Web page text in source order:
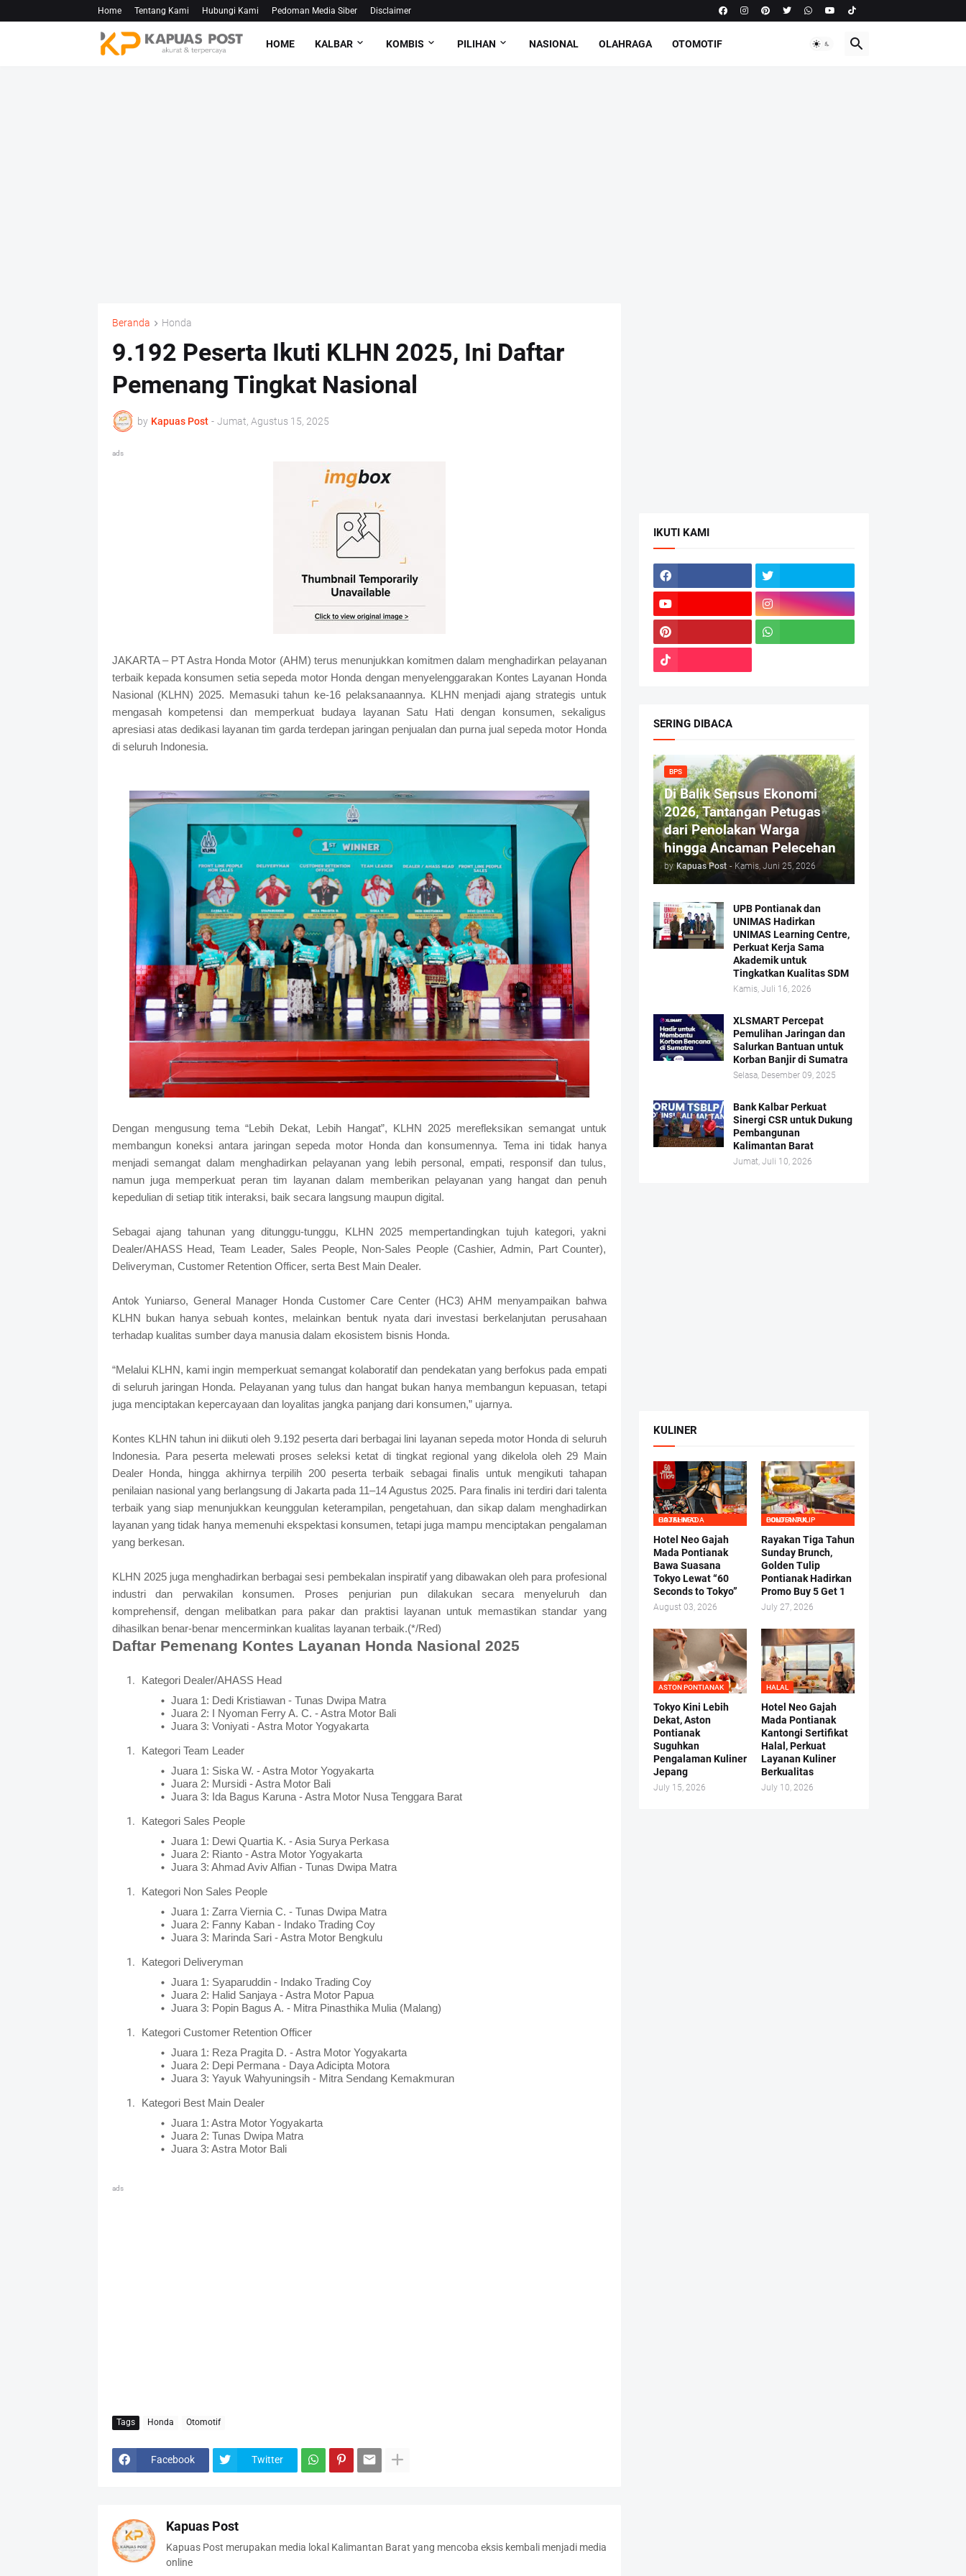
Home Tentang Kami Hubungi Kami Pedoman Media Siber Disclaimer
HOME KALBAR KOMBIS PILIHAN NASIONAL OLAHRAGA OTOMOTIF
Beranda Honda
9.192 Peserta Ikuti KLHN 2025, Ini Daftar
Pemenang Tingkat Nasional
by Kapuas Post - Jumat, Agustus 15, 2025
ads
JAKARTA – PT Astra Honda Motor (AHM) terus menunjukkan komitmen dalam menghadirkan pelayanan
terbaik kepada konsumen setia sepeda motor Honda dengan menyelenggarakan Kontes Layanan Honda
Nasional (KLHN) 2025. Memasuki tahun ke-16 pelaksanaannya. KLHN menjadi ajang strategis untuk
mengasah kompetensi dan memperkuat budaya layanan Satu Hati dengan konsumen, sekaligus
apresiasi atas dedikasi layanan tim garda terdepan jaringan penjualan dan purna jual sepeda motor Honda
di seluruh Indonesia.
Dengan mengusung tema “Lebih Dekat, Lebih Hangat”, KLHN 2025 merefleksikan semangat untuk
membangun koneksi antara jaringan sepeda motor Honda dan konsumennya. Tema ini tidak hanya
menjadi semangat dalam menghadirkan pelayanan yang lebih personal, empati, responsif dan tulus,
namun juga memperkuat peran tim layanan dalam memberikan pelayanan yang hangat dan penuh
kepedulian di setiap titik interaksi, baik secara langsung maupun digital.
Sebagai ajang tahunan yang ditunggu-tunggu, KLHN 2025 mempertandingkan tujuh kategori, yakni
Dealer/AHASS Head, Team Leader, Sales People, Non-Sales People (Cashier, Admin, Part Counter),
Deliveryman, Customer Retention Officer, serta Best Main Dealer.
Antok Yuniarso, General Manager Honda Customer Care Center (HC3) AHM menyampaikan bahwa
KLHN bukan hanya sebuah kontes, melainkan bentuk nyata dari investasi berkelanjutan perusahaan
terhadap kualitas sumber daya manusia dalam ekosistem bisnis Honda.
“Melalui KLHN, kami ingin memperkuat semangat kolaboratif dan pendekatan yang berfokus pada empati
di seluruh jaringan Honda. Pelayanan yang tulus dan hangat bukan hanya membangun kepuasan, tetapi
juga menciptakan kepercayaan dan loyalitas jangka panjang dari konsumen,” ujarnya.
Kontes KLHN tahun ini diikuti oleh 9.192 peserta dari berbagai lini layanan sepeda motor Honda di seluruh
Indonesia. Para peserta melewati proses seleksi ketat di tingkat regional yang dikelola oleh 29 Main
Dealer Honda, hingga akhirnya terpilih 200 peserta terbaik sebagai finalis untuk mengikuti tahapan
penilaian nasional yang berlangsung di Jakarta pada 11–14 Agustus 2025. Para finalis ini terdiri dari talenta
terbaik yang siap menunjukkan keunggulan keterampilan, pengetahuan, dan sikap dalam menghadirkan
layanan yang tidak hanya memenuhi ekspektasi konsumen, tetapi juga mampu menciptakan pengalaman
yang berkesan.
KLHN 2025 juga menghadirkan berbagai sesi pembekalan inspiratif yang dibawakan oleh para profesional
industri dan perwakilan konsumen. Proses penjurian pun dilakukan secara menyeluruh dan
komprehensif, dengan melibatkan para pakar dan praktisi layanan untuk memastikan standar yang
dihasilkan benar-benar mencerminkan kualitas layanan terbaik.(*/Red)
Daftar Pemenang Kontes Layanan Honda Nasional 2025
Kategori Dealer/AHASS Head
Juara 1: Dedi Kristiawan - Tunas Dwipa Matra
Juara 2: I Nyoman Ferry A. C. - Astra Motor Bali
Juara 3: Voniyati - Astra Motor Yogyakarta
Kategori Team Leader
Juara 1: Siska W. - Astra Motor Yogyakarta
Juara 2: Mursidi - Astra Motor Bali
Juara 3: Ida Bagus Karuna - Astra Motor Nusa Tenggara Barat
Kategori Sales People
Juara 1: Dewi Quartia K. - Asia Surya Perkasa
Juara 2: Rianto - Astra Motor Yogyakarta
Juara 3: Ahmad Aviv Alfian - Tunas Dwipa Matra
Kategori Non Sales People
Juara 1: Zarra Viernia C. - Tunas Dwipa Matra
Juara 2: Fanny Kaban - Indako Trading Coy
Juara 3: Marinda Sari - Astra Motor Bengkulu
Kategori Deliveryman
Juara 1: Syaparuddin - Indako Trading Coy
Juara 2: Halid Sanjaya - Astra Motor Papua
Juara 3: Popin Bagus A. - Mitra Pinasthika Mulia (Malang)
Kategori Customer Retention Officer
Juara 1: Reza Pragita D. - Astra Motor Yogyakarta
Juara 2: Depi Permana - Daya Adicipta Motora
Juara 3: Yayuk Wahyuningsih - Mitra Sendang Kemakmuran
Kategori Best Main Dealer
Juara 1: Astra Motor Yogyakarta
Juara 2: Tunas Dwipa Matra
Juara 3: Astra Motor Bali
ads
Tags Honda Otomotif
Facebook Twitter
Kapuas Post
Kapuas Post merupakan media lokal Kalimantan Barat yang mencoba eksis kembali menjadi media
online
IKUTI KAMI
SERING DIBACA
BPS
Di Balik Sensus Ekonomi
2026, Tantangan Petugas
dari Penolakan Warga
hingga Ancaman Pelecehan
by Kapuas Post - Kamis, Juni 25, 2026
UPB Pontianak dan
UNIMAS Hadirkan
UNIMAS Learning Centre,
Perkuat Kerja Sama
Akademik untuk
Tingkatkan Kualitas SDM
Kamis, Juli 16, 2026
XLSMART Percepat
Pemulihan Jaringan dan
Salurkan Bantuan untuk
Korban Banjir di Sumatra
Selasa, Desember 09, 2025
Bank Kalbar Perkuat
Sinergi CSR untuk Dukung
Pembangunan
Kalimantan Barat
Jumat, Juli 10, 2026
KULINER
HOTEL NEO GAJAHMADA
Hotel Neo Gajah
Mada Pontianak
Bawa Suasana
Tokyo Lewat “60
Seconds to Tokyo”
August 03, 2026
GOLDEN TULIP PONTIANAK
Rayakan Tiga Tahun
Sunday Brunch,
Golden Tulip
Pontianak Hadirkan
Promo Buy 5 Get 1
July 27, 2026
ASTON PONTIANAK
Tokyo Kini Lebih
Dekat, Aston
Pontianak
Suguhkan
Pengalaman Kuliner
Jepang
July 15, 2026
HALAL
Hotel Neo Gajah
Mada Pontianak
Kantongi Sertifikat
Halal, Perkuat
Layanan Kuliner
Berkualitas
July 10, 2026